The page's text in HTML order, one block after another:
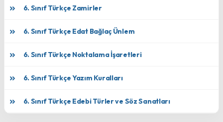
6. Sınıf Türkçe Zamirler
6. Sınıf Türkçe Edat Bağlaç Ünlem
6. Sınıf Türkçe Noktalama İşaretleri
6. Sınıf Türkçe Yazım Kuralları
6. Sınıf Türkçe Edebi Türler ve Söz Sanatları